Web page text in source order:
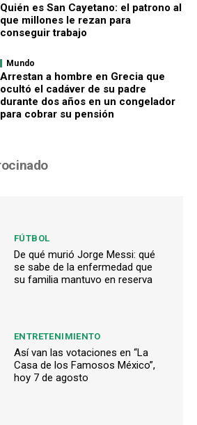
Quién es San Cayetano: el patrono al
que millones le rezan para
conseguir trabajo
Mundo
Arrestan a hombre en Grecia que
ocultó el cadáver de su padre
durante dos años en un congelador
para cobrar su pensión
FÚTBOL
De qué murió Jorge Messi: qué
se sabe de la enfermedad que
su familia mantuvo en reserva
ENTRETENIMIENTO
Así van las votaciones en “La
Casa de los Famosos México”,
hoy 7 de agosto